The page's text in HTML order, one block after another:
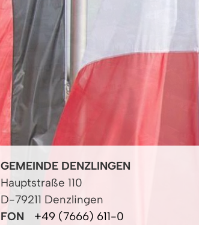
GEMEINDE DENZLINGEN
Hauptstraße 110
D-79211 Denzlingen
FON
+49 (7666) 611-0